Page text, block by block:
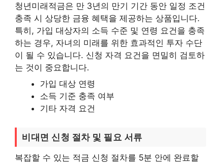
청년미래적금은 만 3년의 만기 기간 동안 일정 조건
충족 시 상당한 금융 혜택을 제공하는 상품입니다.
특히, 가입 대상자의 소득 수준 및 연령 요건을 충족
하는 경우, 자녀의 미래를 위한 효과적인 투자 수단
이 될 수 있습니다. 신청 자격 요건을 면밀히 검토하
는 것이 중요합니다.
가입 대상 연령
소득 기준 충족 여부
기타 자격 요건
비대면 신청 절차 및 필요 서류
복잡할 수 있는 적금 신청 절차를 5분 안에 완료할